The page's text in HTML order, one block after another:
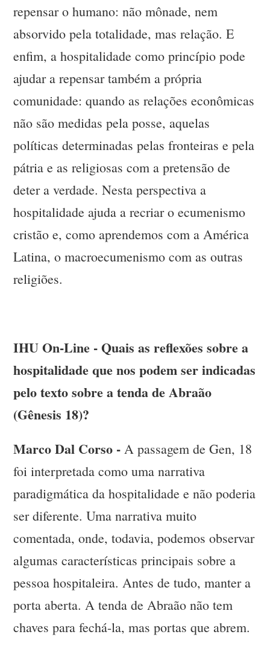
repensar o humano: não mônade, nem
absorvido pela totalidade, mas relação. E
enfim, a hospitalidade como princípio pode
ajudar a repensar também a própria
comunidade: quando as relações econômicas
não são medidas pela posse, aquelas
políticas determinadas pelas fronteiras e pela
pátria e as religiosas com a pretensão de
deter a verdade. Nesta perspectiva a
hospitalidade ajuda a recriar o ecumenismo
cristão e, como aprendemos com a América
Latina, o macroecumenismo com as outras
religiões.
IHU On-Line - Quais as reflexões sobre a
hospitalidade que nos podem ser indicadas
pelo texto sobre a tenda de Abraão
(Gênesis 18)?
Marco Dal Corso -A passagem de Gen, 18
foi interpretada como uma narrativa
paradigmática da hospitalidade e não poderia
ser diferente. Uma narrativa muito
comentada, onde, todavia, podemos observar
algumas características principais sobre a
pessoa hospitaleira. Antes de tudo, manter a
porta aberta. A tenda de Abraão não tem
chaves para fechá-la, mas portas que abrem.